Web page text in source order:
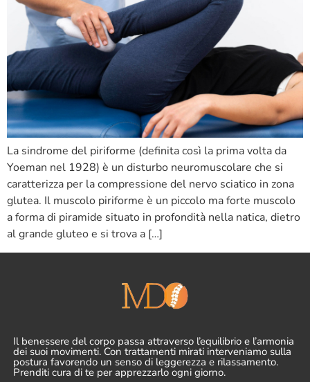
La sindrome del piriforme (definita così la prima volta da
Yoeman nel 1928) è un disturbo neuromuscolare che si
caratterizza per la compressione del nervo sciatico in zona
glutea. Il muscolo piriforme è un piccolo ma forte muscolo
a forma di piramide situato in profondità nella natica, dietro
al grande gluteo e si trova a […]
Il benessere del corpo passa attraverso l’equilibrio e l’armonia
dei suoi movimenti. Con trattamenti mirati interveniamo sulla
postura favorendo un senso di leggerezza e rilassamento.
Prenditi cura di te per apprezzarlo ogni giorno.